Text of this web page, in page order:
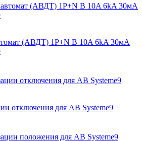
(АВДТ) 1P+N B 10A 6kA 30мА
отключения для АВ Systeme9